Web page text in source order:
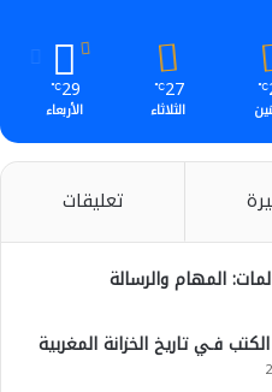
℃
27
℃
الثلاثاء
29
℃
الأربعاء
تعليقات
المهام والرسالة
فـي تاريخ الخزانة المغربية